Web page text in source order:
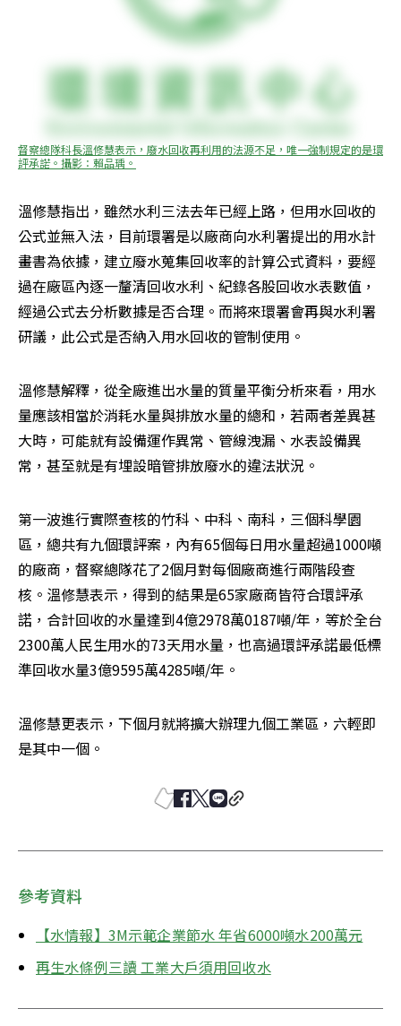
督察總隊科長溫修慧表示，廢水回收再利用的法源不足，唯一強制規定的是環
評承諾。攝影：賴品瑀。
溫修慧指出，雖然水利三法去年已經上路，但用水回收的
公式並無入法，目前環署是以廠商向水利署提出的用水計
畫書為依據，建立廢水蒐集回收率的計算公式資料，要經
過在廠區內逐一釐清回收水利、紀錄各股回收水表數值，
經過公式去分析數據是否合理。而將來環署會再與水利署
研議，此公式是否納入用水回收的管制使用。
溫修慧解釋，從全廠進出水量的質量平衡分析來看，用水
量應該相當於消耗水量與排放水量的總和，若兩者差異甚
大時，可能就有設備運作異常、管線洩漏、水表設備異
常，甚至就是有埋設暗管排放廢水的違法狀況。
第一波進行實際查核的竹科、中科、南科，三個科學園
區，總共有九個環評案，內有65個每日用水量超過1000噸
的廠商，督察總隊花了2個月對每個廠商進行兩階段查
核。溫修慧表示，得到的結果是65家廠商皆符合環評承
諾，合計回收的水量達到4億2978萬0187噸/年，等於全台
2300萬人民生用水的73天用水量，也高過環評承諾最低標
準回收水量3億9595萬4285噸/年。
溫修慧更表示，下個月就將擴大辦理九個工業區，六輕即
是其中一個。
參考資料
【水情報】3M示範企業節水 年省6000噸水200萬元
再生水條例三讀 工業大戶須用回收水